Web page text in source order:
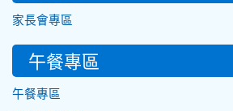
家長會專區
午餐專區
午餐專區